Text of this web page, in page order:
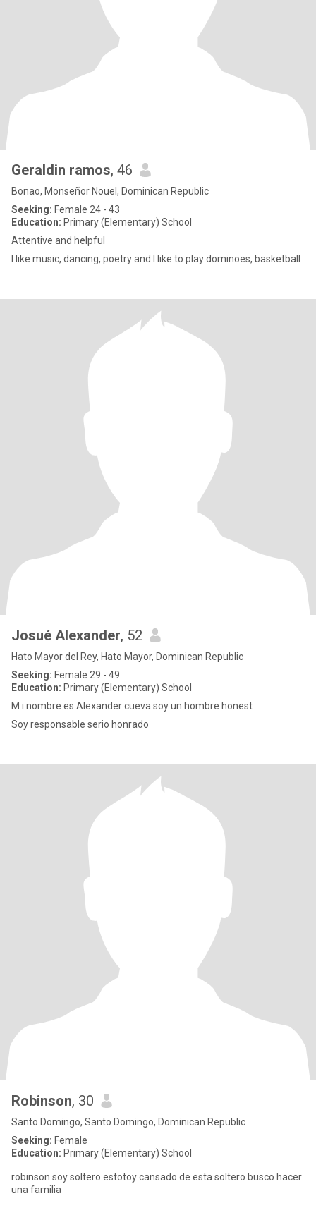
Geraldin ramos, 46
Bonao, Monseñor Nouel, Dominican Republic
Seeking: Female 24 - 43
Education: Primary (Elementary) School
Attentive and helpful
I like music, dancing, poetry and I like to play dominoes, basketball
Josué Alexander, 52
Hato Mayor del Rey, Hato Mayor, Dominican Republic
Seeking: Female 29 - 49
Education: Primary (Elementary) School
M i nombre es Alexander cueva soy un hombre honest
Soy responsable serio honrado
Robinson, 30
Santo Domingo, Santo Domingo, Dominican Republic
Seeking: Female
Education: Primary (Elementary) School
robinson soy soltero estotoy cansado de esta soltero busco hacer
una familia